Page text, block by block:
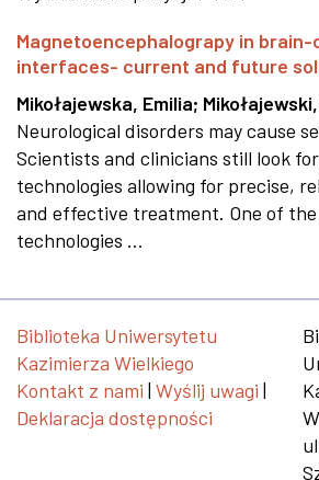
Magnetoencephalograpy in
interfaces- current and future
Mikołajewska, Emilia;
Neurological disorders may cause
Scientists and clinicians still look
technologies allowing for precise,
and effective treatment. One of
technologies ...
Biblioteka Uniwersytetu
Kazimierza Wielkiego
Kontakt z nami | Wyślij uwagi |
Deklaracja dostępności